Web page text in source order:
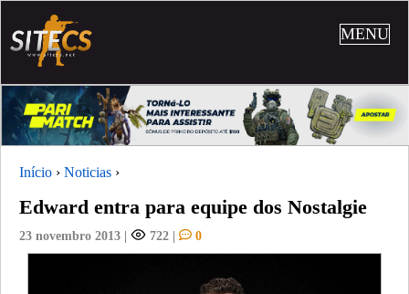
MENU
Início › Noticias ›
Edward entra para equipe dos Nostalgie
23 novembro 2013 | 722 | 0